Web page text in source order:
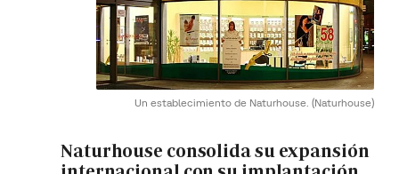
Un establecimiento de Naturhouse. (Naturhouse)
Naturhouse consolida su expansión